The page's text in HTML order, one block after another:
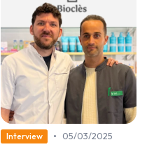
Interview •
05/03/2025